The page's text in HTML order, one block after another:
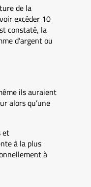
de la
excéder 10
constaté, la
d’argent ou
ils auraient
alors qu’une
et
à la plus
à